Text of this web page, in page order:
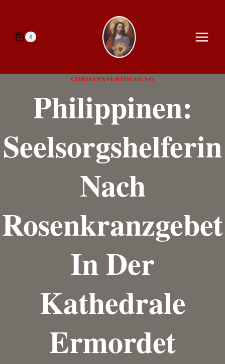
springen0
CHRISTENVERFOLGUNG
Philippinen:
Seelsorgshelferin
Nach
Rosenkranzgebet
In Der
Kathedrale
Ermordet